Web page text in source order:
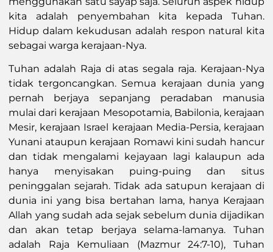
kita adalah penyembahan kita kepada Tuhan.
Hidup dalam kekudusan adalah respon natural kita
sebagai warga kerajaan-Nya.
Tuhan adalah Raja di atas segala raja. Kerajaan-Nya
tidak tergoncangkan. Semua kerajaan dunia yang
pernah berjaya sepanjang peradaban manusia
mulai dari kerajaan Mesopotamia, Babilonia, kerajaan
Mesir, kerajaan Israel kerajaan Media-Persia, kerajaan
Yunani ataupun kerajaan Romawi kini sudah hancur
dan tidak mengalami kejayaan lagi kalaupun ada
hanya menyisakan puing-puing dan situs
peninggalan sejarah. Tidak ada satupun kerajaan di
dunia ini yang bisa bertahan lama, hanya Kerajaan
Allah yang sudah ada sejak sebelum dunia dijadikan
dan akan tetap berjaya selama-lamanya. Tuhan
adalah Raja Kemuliaan (Mazmur 24:7-10), Tuhan